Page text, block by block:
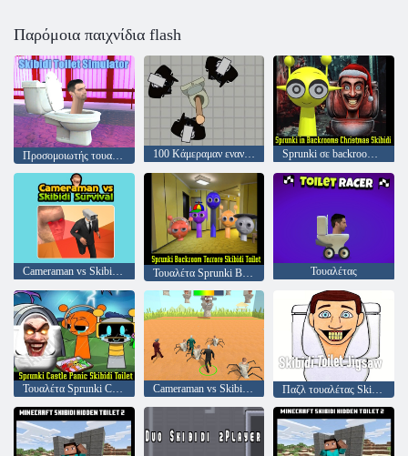
Παρόμοια παιχνίδια flash
Προσομοιωτής τουαλέτας Skibidi 100 Κάμεραμαν εναντίον 100 Τουαλέτες Sprunki σε backrooms Χριστουγεννιάτικα skibidi
Cameraman vs Skibidi Survival Τουαλέτα Sprunki Backroom Terrors Skibidi Τουαλέτας
Τουαλέτα Sprunki Castle Panic Skibidi Cameraman vs Skibidi Survival Παζλ τουαλέτας Skibidi